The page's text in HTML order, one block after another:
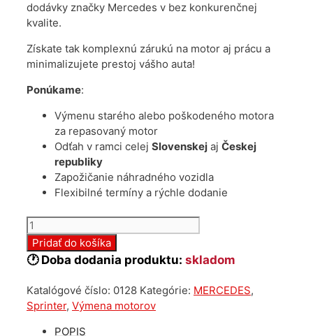
dodávky značky Mercedes v bez konkurenčnej
kvalite.
Získate tak komplexnú zárukú na motor aj prácu a
minimalizujete prestoj vášho auta!
Ponúkame:
Výmenu starého alebo poškodeného motora
za repasovaný motor
Odťah v ramci celej Slovenskej aj Českej
republiky
Zapožičanie náhradného vozidla
Flexibilné termíny a rýchle dodanie
množstvo
Výmena
motora
Mercedes
Sprinter
2.2
CDI
Pridať do košíka
🕐 Doba dodania produktu: skladom
Katalógové číslo: 0128 Kategórie: MERCEDES,
Sprinter, Výmena motorov
POPIS